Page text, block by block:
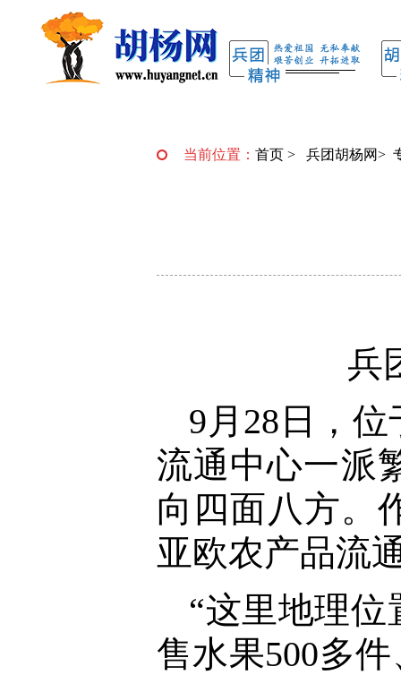
当前位置： 首页 > 兵团胡杨网>
兵
9月28日，
流通中心一派
向四面八方。
亚欧农产品流
“这里地理
售水果500多